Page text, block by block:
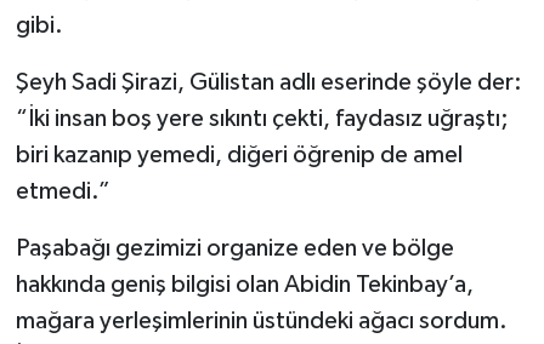
gibi.
Şeyh Sadi Şirazi, Gülistan adlı eserinde şöyle der:
“İki insan boş yere sıkıntı çekti, faydasız uğraştı;
biri kazanıp yemedi, diğeri öğrenip de amel
etmedi.”
Paşabağı gezimizi organize eden ve bölge
hakkında geniş bilgisi olan Abidin Tekinbay’a,
mağara yerleşimlerinin üstündeki ağacı sordum.